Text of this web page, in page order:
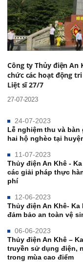
Công ty Thủy điện An
chức các hoạt động
Liệt sĩ 27/7
27-07-2023
24-07-2023
Lễ nghiệm thu và
hai hộ nghèo tại
11-07-2023
Thủy điện An Khê -
các giải pháp thực
phí
12-06-2023
Thủy điện An Khê-
đảm bảo an toàn vệ
06-06-2023
Thủy điện An Khê –
truyền sử dụng điện,
trong mùa cao điểm